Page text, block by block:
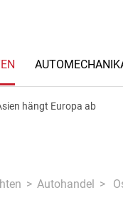
hängt Europa ab
Autohandel